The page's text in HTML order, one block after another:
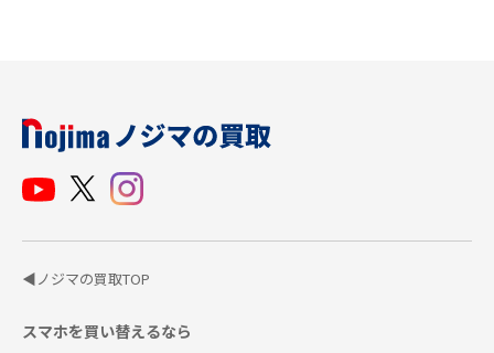
◀ノジマの買取TOP
スマホを買い替えるなら